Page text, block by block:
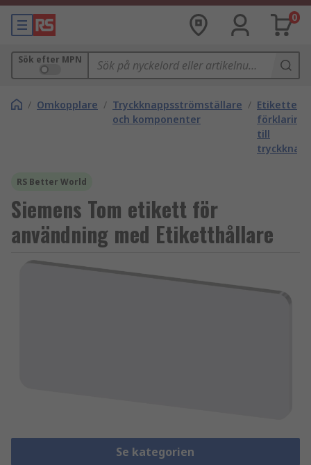
0
Sök efter MPN
/ Omkopplare / Tryckknappsströmställare
och komponenter
/ Etiketter
till
RS Better World
Siemens Tom etikett för
användning med Etiketthållare
Se kategorien